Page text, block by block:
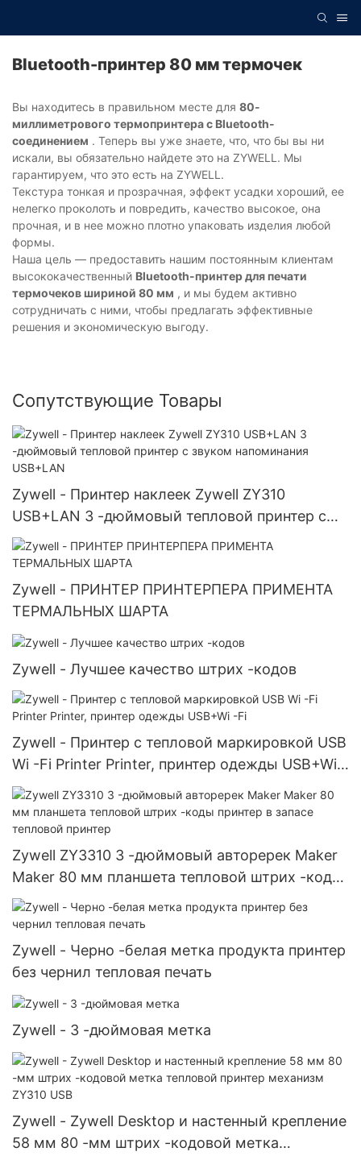
Bluetooth-принтер 80 мм термочек
Вы находитесь в правильном месте для 80-
миллиметрового термопринтера с Bluetooth-
соединением . Теперь вы уже знаете, что, что бы вы ни
искали, вы обязательно найдете это на ZYWELL. Мы
гарантируем, что это есть на ZYWELL.
Текстура тонкая и прозрачная, эффект усадки хороший, ее
нелегко проколоть и повредить, качество высокое, она
прочная, и в нее можно плотно упаковать изделия любой
формы.
Наша цель — предоставить нашим постоянным клиентам
высококачественный Bluetooth-принтер для печати
термочеков шириной 80 мм , и мы будем активно
сотрудничать с ними, чтобы предлагать эффективные
решения и экономическую выгоду.
Сопутствующие Товары
Zywell - Принтер наклеек Zywell ZY310
USB+LAN 3 -дюймовый тепловой принтер с
звуком напоминания USB+LAN
Zywell - ПРИНТЕР ПРИНТЕРПЕРА ПРИМЕНТА
ТЕРМАЛЬНЫХ ШАРТА
Zywell - Лучшее качество штрих -кодов
Zywell - Принтер с тепловой маркировкой USB
Wi -Fi Printer Printer, принтер одежды USB+Wi -
Fi
Zywell ZY3310 3 -дюймовый авторерек Maker
Maker 80 мм планшета тепловой штрих -коды
принтер в запасе тепловой принтер
Zywell - Черно -белая метка продукта принтер
без чернил тепловая печать
Zywell - 3 -дюймовая метка
Zywell - Zywell Desktop и настенный крепление
58 мм 80 -мм штрих -кодовой метка